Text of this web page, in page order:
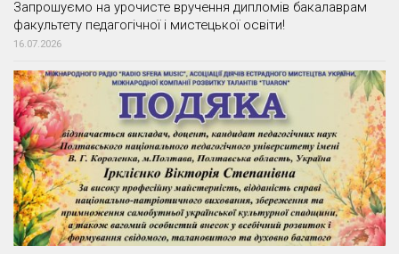
Запрошуємо на урочисте вручення дипломів бакалаврам
факультету педагогічної і мистецької освіти!
16.07.2026